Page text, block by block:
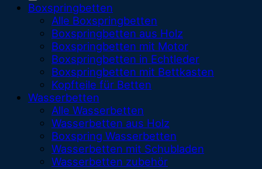
Boxspringbetten
Alle Boxspringbetten
Boxspringbetten aus Holz
Boxspringbetten mit Motor
Boxspringbetten in Echtleder
Boxspringbetten mit Bettkasten
Kopfteile für Betten
Wasserbetten
Alle Wasserbetten
Wasserbetten aus Holz
Boxspring Wasserbetten
Wasserbetten mit Schubladen
Wasserbetten zubehör